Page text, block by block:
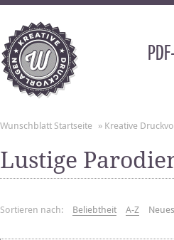
Wunschblatt Startseite » Kreative
Lustige
Sortieren nach: Beliebtheit A-Z